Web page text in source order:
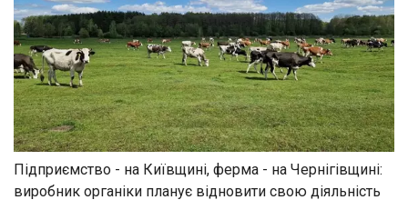
Підприємство - на Київщині, ферма - на Чернігівщині:
виробник органіки планує відновити свою діяльність